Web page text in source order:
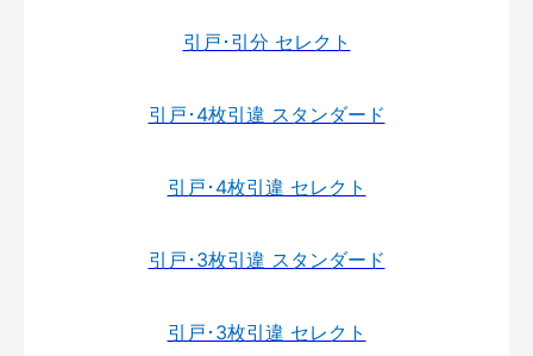
引戸･引分 セレクト
引戸･4枚引違 スタンダード
引戸･4枚引違 セレクト
引戸･3枚引違 スタンダード
引戸･3枚引違 セレクト